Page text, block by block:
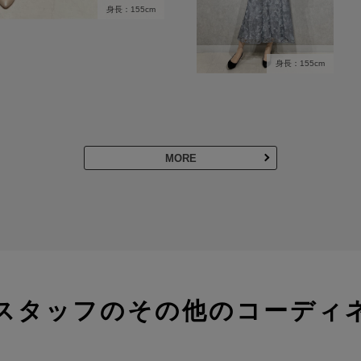
身長：155cm
身長：155cm
MORE
タッフのその他のコーディ